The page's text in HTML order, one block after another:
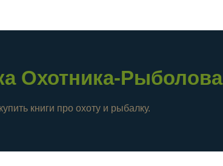
Охотника-Рыболова
книги про охоту и рыбалку.